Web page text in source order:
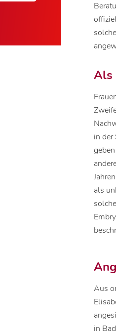
Als
in der
als
Aus
in